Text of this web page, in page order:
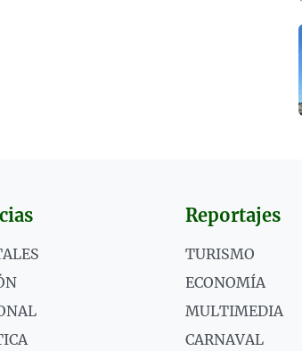
Reportajes
TURISMO
ECONOMÍA
MULTIMEDIA
CARNAVAL